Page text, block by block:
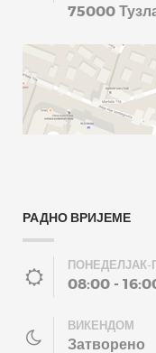
75000
РАДНО ВРИЈЕМЕ
ПОНЕДЕЛЈАК-
08:00 -
ВИКЕНДОМ
Затворено